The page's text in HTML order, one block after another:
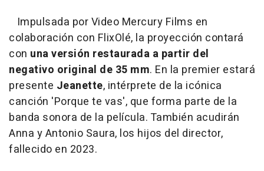
Impulsada por Video Mercury Films en
colaboración con FlixOlé, la proyección contará
con una versión restaurada a partir del
negativo original de 35 mm. En la premier estará
presente Jeanette, intérprete de la icónica
canción 'Porque te vas', que forma parte de la
banda sonora de la película. También acudirán
Anna y Antonio Saura, los hijos del director,
fallecido en 2023.